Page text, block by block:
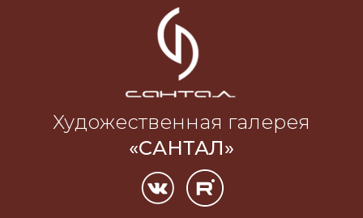
Художественная галерея
«САНТАЛ»